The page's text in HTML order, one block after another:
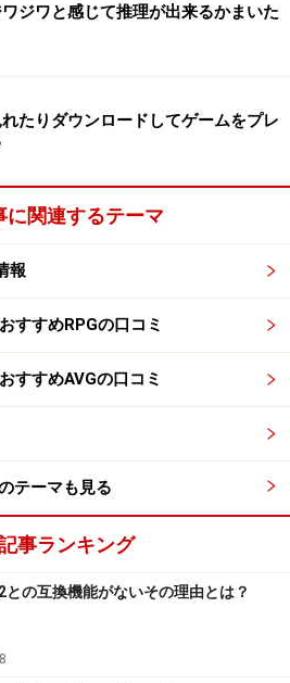
ジワと感じて推理が出来るかまいた
たりダウンロードしてゲームをプレ
に関連するテーマ
報
すすめRPGの口コミ
すすめAVGの口コミ
テーマも見る
事ランキング
との互換機能がないその理由とは？